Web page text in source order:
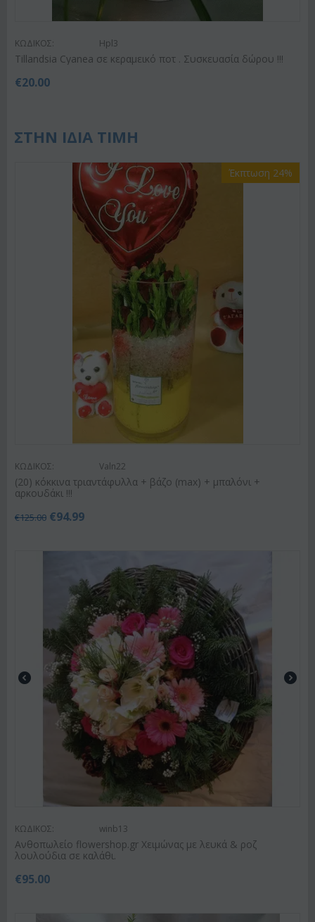
ΚΩΔΙΚΟΣ: Hpl3
Tillandsia Cyanea σε κεραμεικό ποτ . Συσκευασία δώρου !!!
€20.00
ΣΤΗΝ ΙΔΙΑ ΤΙΜΗ
Έκπτωση 24%
ΚΩΔΙΚΟΣ: Valn22
(20) κόκκινα τριαντάφυλλα + βάζο (max) + μπαλόνι +
αρκουδάκι !!!
€125.00 €94.99
ΚΩΔΙΚΟΣ: winb13
Ανθοπωλείο flowershop.gr Χειμώνας με λευκά & ροζ
λουλούδια σε καλάθι.
€95.00